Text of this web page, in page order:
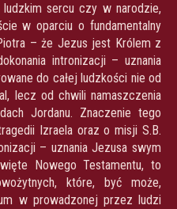
sercu czy w narodzie,
w oparciu o fundamentalny
– że Jezus jest Królem z
intronizacji – uznania
do całej ludzkości nie od
lecz od chwili namaszczenia
Jordanu. Znaczenie tego
Izraela oraz o misji S.B.
– uznania Jezusa swym
Nowego Testamentu, to
które, być może,
w prowadzonej przez ludzi